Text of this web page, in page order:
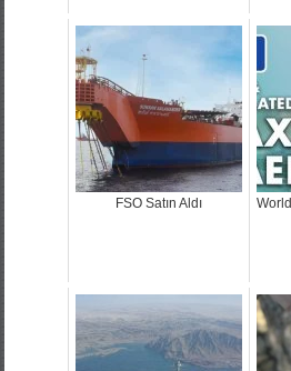
FSO Satın Aldı